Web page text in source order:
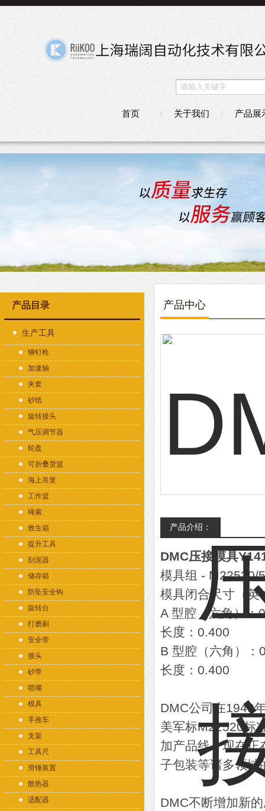
首页 关于我们 产品展
产品目录
生产工具
铆钉枪
加速轴
夹套
砂纸
旋转接头
气压调节器
轮盘
可折叠货篮
海上吊笼
工作篮
绳索
救生箱
提升工具
刮泥器
储存箱
防坠安全钩
旋转台
打磨刷
安全带
接头
砂带
喷嘴
模具
手推车
支架
工具尺
滑锤装置
散热器
适配器
产品中心
产品介绍：
DMC压接模具
模具组 - M22520/
模具闭合尺寸（英
A 型腔（六角）：
长度：0.400
B 型腔（六角）：
长度：0.400
DMC公司在1949
美军标M22520标
加产品线，现在正
子包装等诸多领域
DMC不断增加新